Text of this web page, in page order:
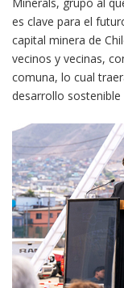
es clave para el
capital minera de
vecinos y vecinas,
comuna, lo cual
desarrollo sostenible